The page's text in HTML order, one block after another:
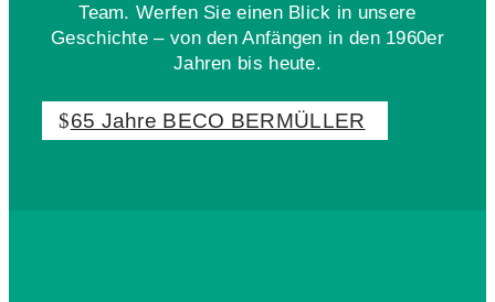
Team. Werfen Sie einen Blick in unsere
Geschichte – von den Anfängen in den 1960er
Jahren bis heute.
65 Jahre BECO BERMÜLLER